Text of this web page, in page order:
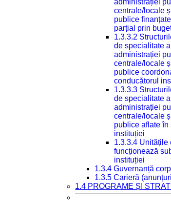
administrației
centrale/locale
publice
parțial prin
1.3.3.2
de specialitate
administrației
centrale/locale
publice
conducătorul
1.3.3.3
de specialitate
administrației
centrale/locale
publice aflate în
instituției
1.3.3.4 Unitățile
funcționează
instituției
1.3.4 Guvernanță
1.3.5 Carieră
1.4 PROGRAME ȘI